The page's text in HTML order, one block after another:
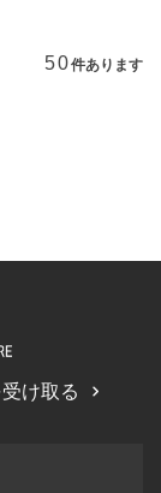
50件あります
け取る